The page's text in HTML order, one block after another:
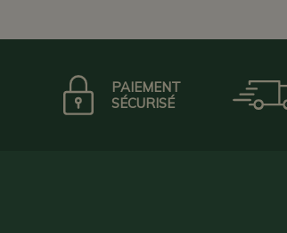
PAIEMENT
SÉCURISÉ